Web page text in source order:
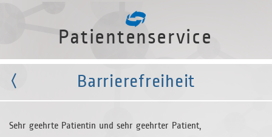
Patientenservice
Barrierefreiheit
Sehr geehrte Patientin und sehr geehrter Patient,